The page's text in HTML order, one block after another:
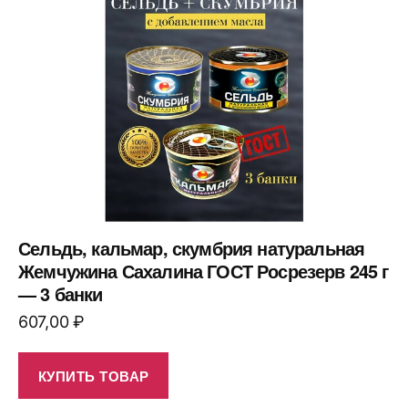
Сельдь, кальмар, скумбрия натуральная
Жемчужина Сахалина ГОСТ Росрезерв 245 г
— 3 банки
607,00₽
КУПИТЬ ТОВАР